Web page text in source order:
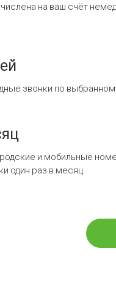
на ваш счёт
звонки по
и мобильные
один раз в месяц